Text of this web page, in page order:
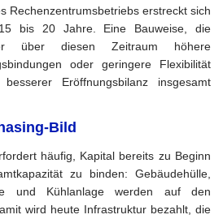
Rechenzentrumsbetriebs erstreckt sich
bis 20 Jahre. Eine Bauweise, die
über diesen Zeitraum höhere
oder geringere Flexibilität
Eröffnungsbilanz insgesamt
Bild
häufig, Kapital bereits zu Beginn
zu binden: Gebäudehülle,
und Kühlanlage werden auf den
wird heute Infrastruktur bezahlt, die